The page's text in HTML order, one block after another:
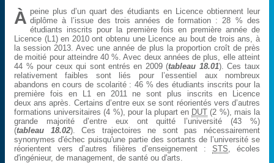
À peine plus d’un quart des étudiants en Licence obtiennent leur
diplôme à l’issue des trois années de formation : 28 % des
étudiants inscrits pour la première fois en première année de
Licence (L1) en 2010 ont obtenu une Licence au bout de trois ans, à
la session 2013. Avec une année de plus la proportion croît de près
de moitié pour atteindre 40 %. Avec deux années de plus, elle atteint
44 % pour ceux qui sont entrés en 2009 (tableau 18.01). Ces taux
relativement faibles sont liés pour l’essentiel aux nombreux
abandons en cours de scolarité : 46 % des étudiants inscrits pour la
première fois en L1 en 2011 ne sont plus inscrits en Licence
deux ans après. Certains d’entre eux se sont réorientés vers d’autres
formations universitaires (4 %), pour la plupart en DUT (2 %), mais la
grande majorité d’entre eux ont quitté l’université (43 %)
(tableau 18.02). Ces trajectoires ne sont pas nécessairement
synonymes d'échec puisqu'une partie des sortants de l’université se
réorientent vers d’autres filières d’enseignement :STS , écoles
d'ingénieur, de management, de santé ou d'arts.